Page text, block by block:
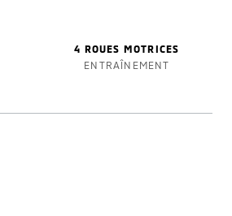
4 ROUES MOTRICES
ENTRAÎNEMENT